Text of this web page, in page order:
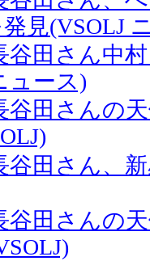
見(VSOLJ
谷田さん中
ュース)
谷田さんの
谷田さん、
谷田さんの